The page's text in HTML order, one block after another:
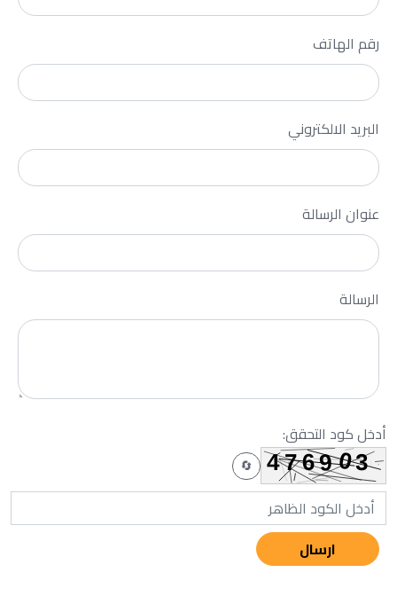
رقم الهاتف
البريد الالكتروني
عنوان الرسالة
الرسالة
أدخل كود التحقق:
🔄
ارسال